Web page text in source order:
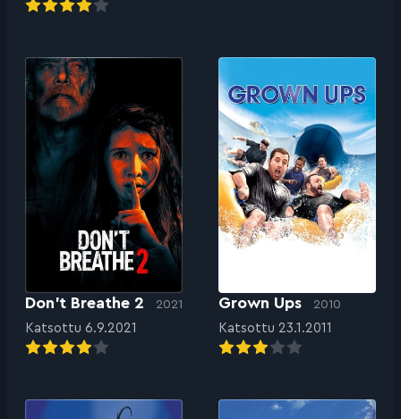
Don’t Breathe 2 2021
Katsottu 6.9.2021
Grown Ups 2010
Katsottu 23.1.2011